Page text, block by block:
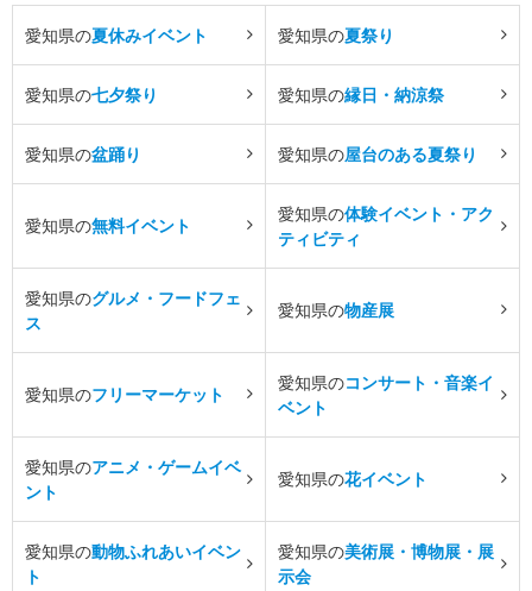
愛知県の夏休みイベント 愛知県の夏祭り
愛知県の七夕祭り 愛知県の縁日・納涼祭
愛知県の盆踊り 愛知県の屋台のある夏祭り
愛知県の無料イベント
愛知県の体験イベント・アク
ティビティ
愛知県のグルメ・フードフェ
ス
愛知県の物産展
愛知県のフリーマーケット
愛知県のコンサート・音楽イ
ベント
愛知県のアニメ・ゲームイベ
ント
愛知県の花イベント
愛知県の動物ふれあいイベン
ト
愛知県の美術展・博物展・展
示会